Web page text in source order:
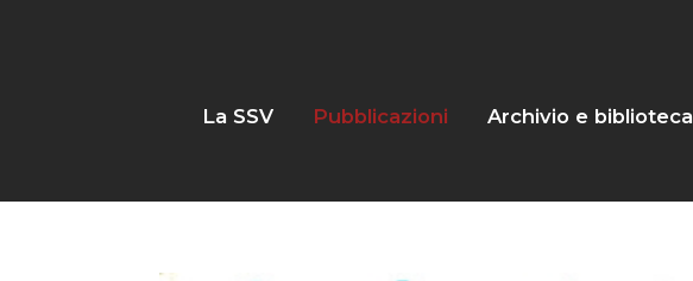
La SSV Pubblicazioni Archivio e biblioteca